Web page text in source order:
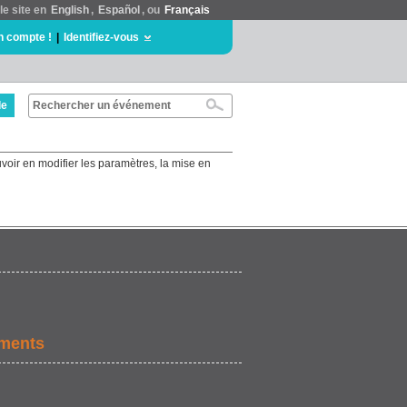
site en English , Español , ou Français
compte ! Identifiez-vous
en modifier les paramètres, la mise en